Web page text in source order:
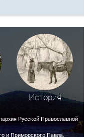
История
Русской Православной
и Приморского Павла.